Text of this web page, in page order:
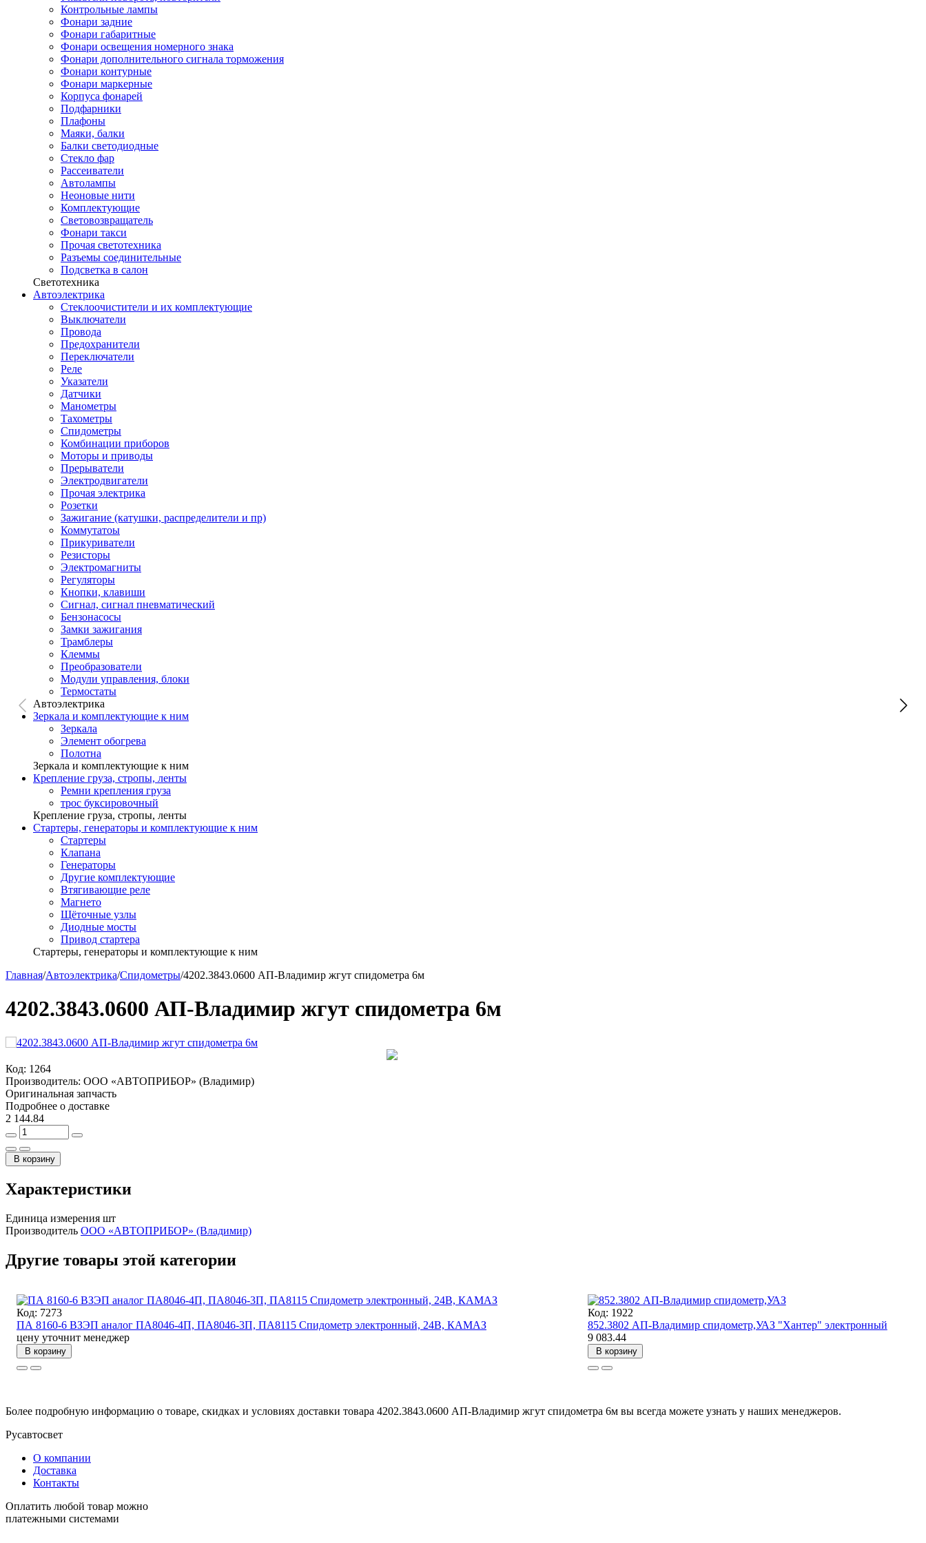
Контрольные лампы
Фонари задние
Фонари габаритные
Фонари освещения номерного знака
Фонари дополнительного сигнала торможения
Фонари контурные
Фонари маркерные
Корпуса фонарей
Подфарники
Плафоны
Маяки, балки
Балки светодиодные
Стекло фар
Рассеиватели
Автолампы
Неоновые нити
Комплектующие
Световозвращатель
Фонари такси
Прочая светотехника
Разъемы соединительные
Подсветка в салон
Светотехника
Автоэлектрика
Стеклоочистители и их комплектующие
Выключатели
Провода
Предохранители
Переключатели
Реле
Указатели
Датчики
Манометры
Тахометры
Спидометры
Комбинации приборов
Моторы и приводы
Прерыватели
Электродвигатели
Прочая электрика
Розетки
Зажигание (катушки, распределители и пр)
Коммутатоы
Прикуриватели
Резисторы
Электромагниты
Регуляторы
Кнопки, клавиши
Сигнал, сигнал пневматический
Бензонасосы
Замки зажигания
Трамблеры
Клеммы
Преобразователи
Модули управления, блоки
Термостаты
Автоэлектрика
Зеркала и комплектующие к ним
Зеркала
Элемент обогрева
Полотна
Зеркала и комплектующие к ним
Крепление груза, стропы, ленты
Ремни крепления груза
трос буксировочный
Крепление груза, стропы, ленты
Стартеры, генераторы и комплектующие к ним
Стартеры
Клапана
Генераторы
Другие комплектующие
Втягивающие реле
Магнето
Щёточные узлы
Диодные мосты
Привод стартера
Стартеры, генераторы и комплектующие к ним
Главная/Автоэлектрика/Спидометры/4202.3843.0600 АП-Владимир жгут спидометра 6м
4202.3843.0600 АП-Владимир жгут спидометра 6м
Код: 1264
Производитель: ООО «АВТОПРИБОР» (Владимир)
Оригинальная запчасть
Подробнее о доставке
2 144.84
В корзину
Характеристики
Единица измерения шт
Производитель ООО «АВТОПРИБОР» (Владимир)
Другие товары этой категории
Код: 7273
ПА 8160-6 ВЗЭП аналог ПА8046-4П, ПА8046-3П, ПА8115 Спидометр электронный, 24В, КАМАЗ
цену уточнит менеджер
В корзину
Код: 1922
852.3802 АП-Владимир спидометр,УАЗ "Хантер" электронный
9 083.44
В корзину
Более подробную информацию о товаре, скидках и условиях доставки товара 4202.3843.0600 АП-Владимир жгут спидометра 6м вы всегда можете узнать у наших менеджеров.
Русавтосвет
О компании
Доставка
Контакты
Оплатить любой товар можно
платежными системами